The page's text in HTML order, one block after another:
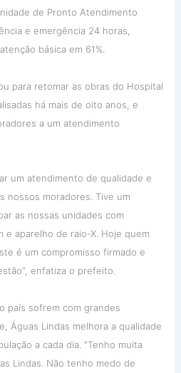
de Pronto Atendimento
e emergência 24 horas,
básica em 61%.
para retomar as obras do Hospital
há mais de oito anos, e
a um atendimento
um atendimento de qualidade e
nossos moradores. Tive um
as nossas unidades com
e aparelho de raio-X. Hoje quem
é um compromisso firmado e
enfatiza o prefeito.
país sofrem com grandes
Águas Lindas melhora a qualidade
a cada dia. “Tenho muita
Lindas. Não tenho medo de